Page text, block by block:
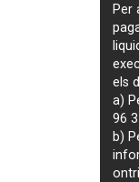
Per
els
a)
96
b)